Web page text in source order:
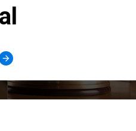
arrow_forward